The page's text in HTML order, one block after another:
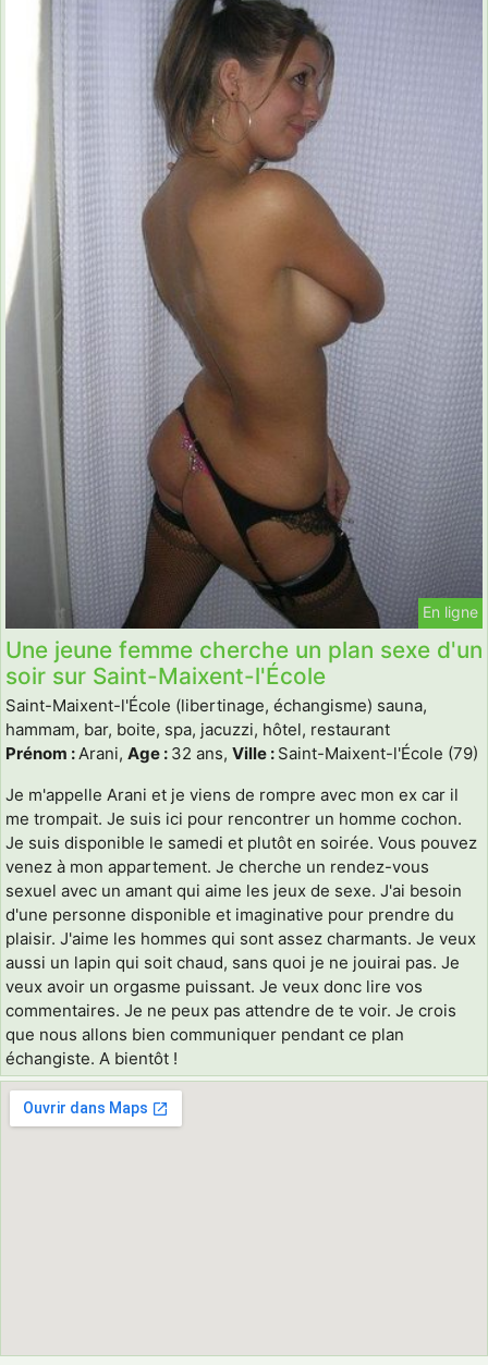
En ligne
Une jeune femme cherche un plan sexe d'un
soir sur Saint-Maixent-l'École
Saint-Maixent-l'École (libertinage, échangisme) sauna,
hammam, bar, boite, spa, jacuzzi, hôtel, restaurant
Prénom : Arani, Age : 32 ans, Ville : Saint-Maixent-l'École (79)
Je m'appelle Arani et je viens de rompre avec mon ex car il
me trompait. Je suis ici pour rencontrer un homme cochon.
Je suis disponible le samedi et plutôt en soirée. Vous pouvez
venez à mon appartement. Je cherche un rendez-vous
sexuel avec un amant qui aime les jeux de sexe. J'ai besoin
d'une personne disponible et imaginative pour prendre du
plaisir. J'aime les hommes qui sont assez charmants. Je veux
aussi un lapin qui soit chaud, sans quoi je ne jouirai pas. Je
veux avoir un orgasme puissant. Je veux donc lire vos
commentaires. Je ne peux pas attendre de te voir. Je crois
que nous allons bien communiquer pendant ce plan
échangiste. A bientôt !